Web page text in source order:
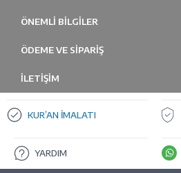
ÖNEMLI BILGILER
ÖDEME VE SİPARİŞ
İLETİŞİM
KUR’AN İMALATI
YARDIM